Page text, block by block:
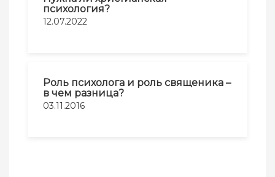
психология?
12.07.2022
Роль психолога и роль священика –
в чем разница?
03.11.2016